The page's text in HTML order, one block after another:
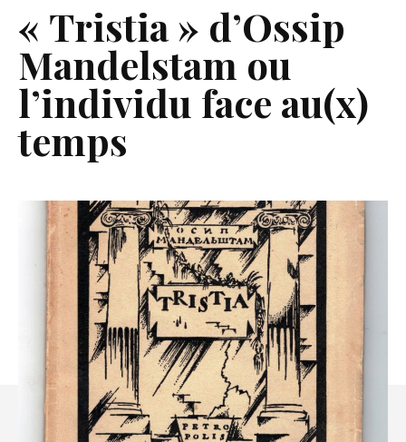
« Tristia » d’Ossip
Mandelstam ou
l’individu face au(x)
temps